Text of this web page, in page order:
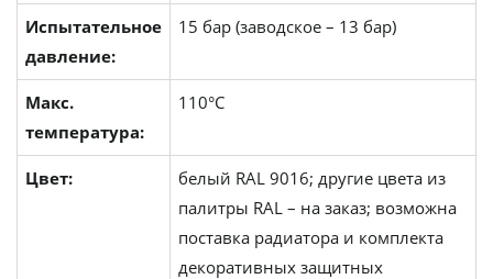
Испытательное
давление:
15 бар (заводское – 13 бар)
Макс.
температура:
110°C
Цвет:
белый RAL 9016; другие цвета из
палитры RAL – на заказ; возможна
поставка радиатора и комплекта
декоративных защитных